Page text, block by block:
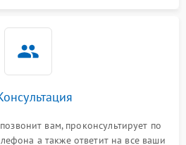
вам, проконсультирует по
а также ответит на все ваши